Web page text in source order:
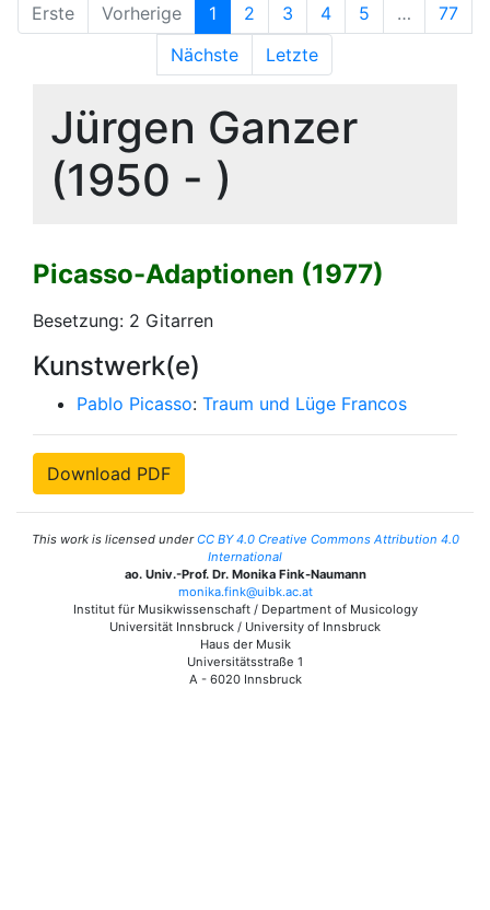
Erste
Vorherige 1 2 3 4 5 …
77
Nächste
Letzte
Jürgen Ganzer
(1950 - )
Picasso-Adaptionen (1977)
Besetzung: 2 Gitarren
Kunstwerk(e)
Pablo Picasso: Traum und Lüge Francos
Download PDF
This work is licensed underCC BY 4.0 Creative Commons Attribution 4.0
International
ao. Univ.-Prof. Dr. Monika Fink-Naumann
monika.fink@uibk.ac.at
Institut für Musikwissenschaft / Department of Musicology
Universität Innsbruck / University of Innsbruck
Haus der Musik
Universitätsstraße 1
A - 6020 Innsbruck